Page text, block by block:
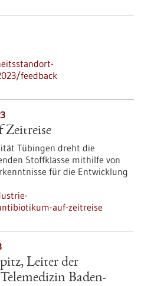
feedback
Tübingen dreht die
Stoffklasse mithilfe von
für die Entwicklung
auf-zeitreise
Leiter der
Baden-